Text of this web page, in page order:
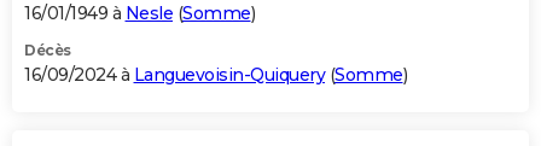
16/01/1949 à Nesle (Somme)
Décès
16/09/2024 à Languevoisin-Quiquery(Somme)